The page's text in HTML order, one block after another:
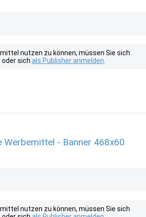
nutzen zu können, müssen Sie sich
oder sich als Publisher anmelden
Werbemittel - Banner 468x60
nutzen zu können, müssen Sie sich